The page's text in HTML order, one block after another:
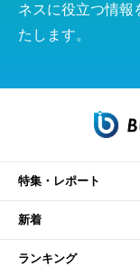
ネスに役立つ情報
たします。
特集・レポート
新着
ランキング